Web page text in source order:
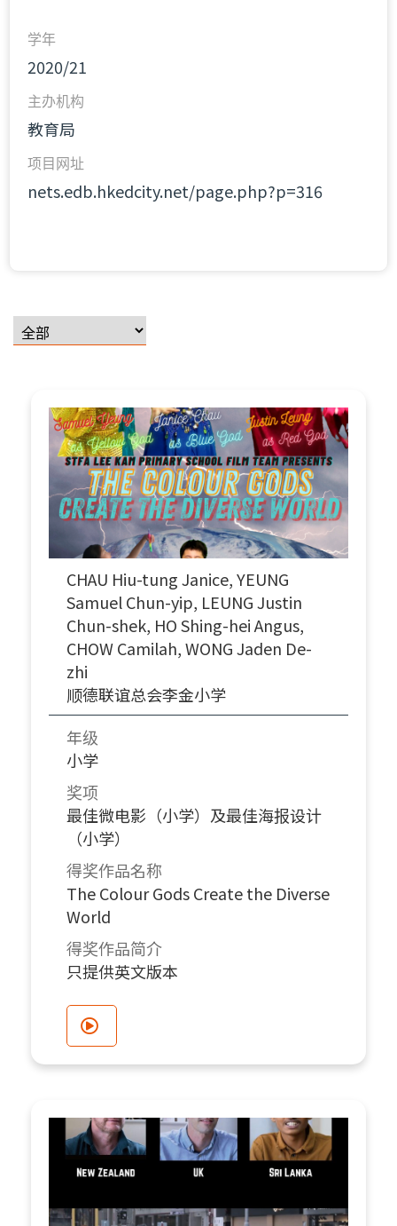
学年
2020/21
主办机构
教育局
项目网址
nets.edb.hkedcity.net/page.php?p=316
CHAU Hiu-tung Janice, YEUNG
Samuel Chun-yip, LEUNG Justin
Chun-shek, HO Shing-hei Angus,
CHOW Camilah, WONG Jaden De-
zhi
顺德联谊总会李金小学
年级
小学
奖项
最佳微电影（小学）及最佳海报设计
（小学）
得奖作品名称
The Colour Gods Create the Diverse
World
得奖作品简介
只提供英文版本